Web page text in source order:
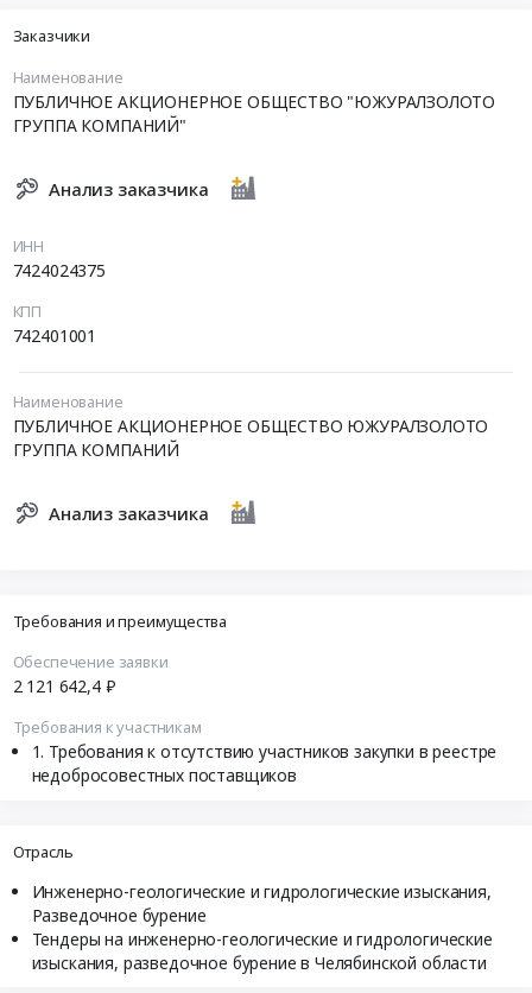
Заказчики
Наименование
ПУБЛИЧНОЕ АКЦИОНЕРНОЕ ОБЩЕСТВО "ЮЖУРАЛЗОЛОТО
ГРУППА КОМПАНИЙ"
Анализ заказчика
ИНН
7424024375
КПП
742401001
Наименование
ПУБЛИЧНОЕ АКЦИОНЕРНОЕ ОБЩЕСТВО ЮЖУРАЛЗОЛОТО
ГРУППА КОМПАНИЙ
Анализ заказчика
Требования и преимущества
Обеспечение заявки
2 121 642,4 ₽
Требования к участникам
Требования к отсутствию участников закупки в реестре
недобросовестных поставщиков
Отрасль
Инженерно-геологические и гидрологические изыскания,
Разведочное бурение
Тендеры на инженерно-геологические и гидрологические
изыскания, разведочное бурение в Челябинской области